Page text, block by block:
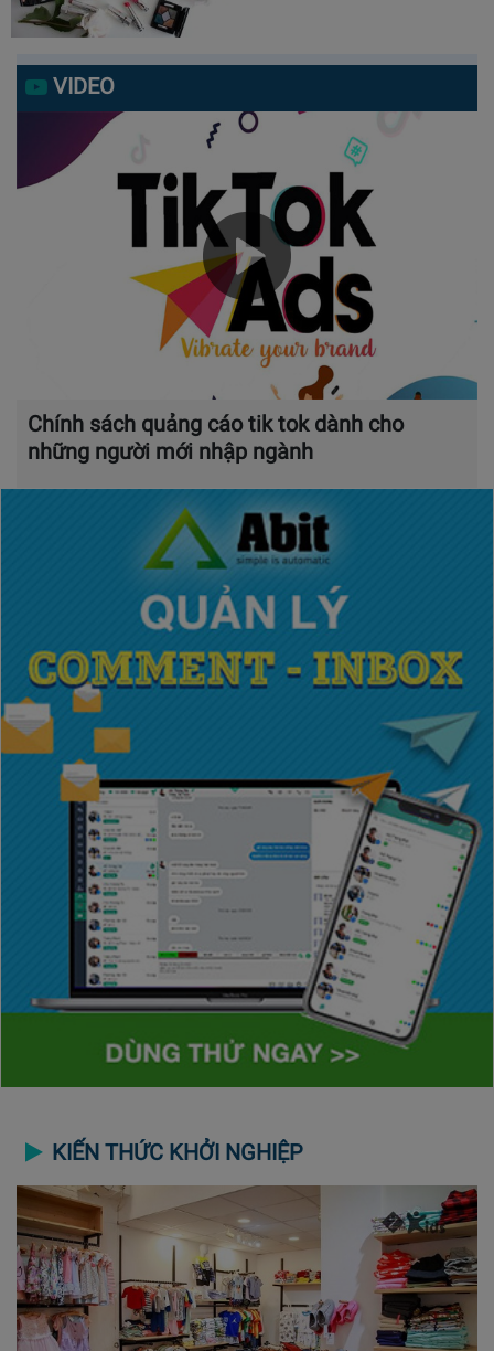
VIDEO
Chính sách quảng cáo tik tok dành cho
những người mới nhập ngành
KIẾN THỨC KHỞI NGHIỆP